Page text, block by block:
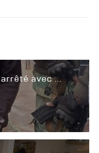
avec ...